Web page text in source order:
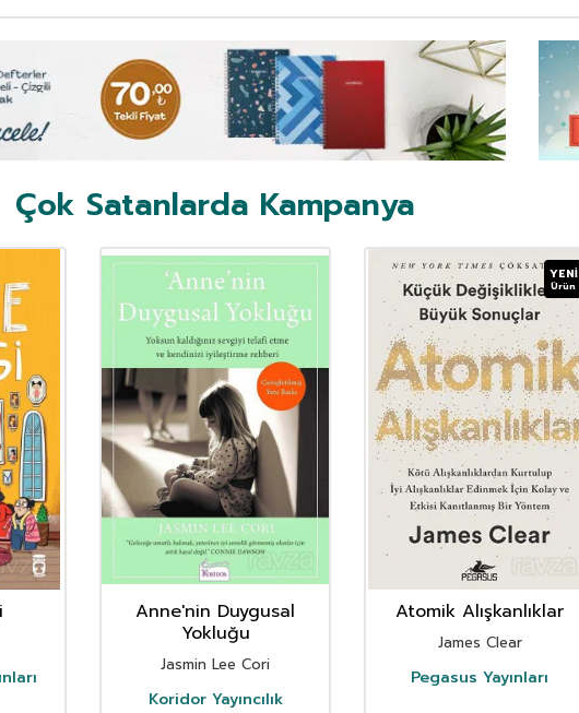
Çok Satanlarda Kampanya
Anne'nin Duygusal
Yokluğu
Jasmin Lee Cori
Koridor Yayıncılık
YENI
Ürün
Atomik Alışkanlıklar
James Clear
Pegasus Yayınları